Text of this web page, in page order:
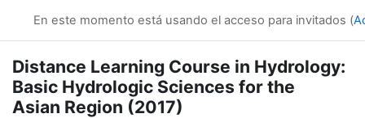
En este momento está usando el acceso para invitados (
Distance Learning Course in Hydrology:
Basic Hydrologic Sciences for the
Asian Region (2017)